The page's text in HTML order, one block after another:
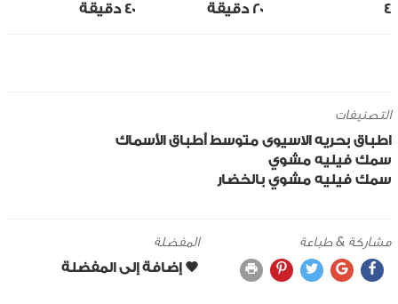
4
20 ‎دقيقة
40 ‎دقيقة
التصنيفات
اطباق بحريه الاسيوى متوسط أطباق الأسماك
سمك فيليه مشوي
سمك فيليه مشوي بالخضار
مشاركة & طباعة المفضلة